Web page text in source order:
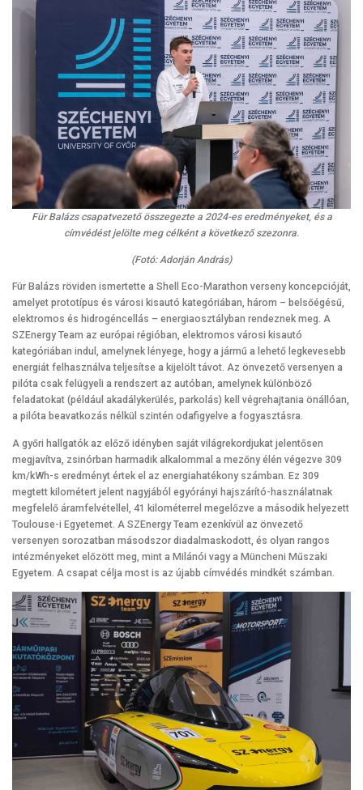
Für Balázs csapatvezető összegezte a 2024-es eredményeket, és a
címvédést jelölte meg célként a következő szezonra.
(Fotó: Adorján András)
Für Balázs röviden ismertette a Shell Eco-Marathon verseny koncepcióját,
amelyet prototípus és városi kisautó kategóriában, három – belsőégésű,
elektromos és hidrogéncellás – energiaosztályban rendeznek meg. A
SZEnergy Team az európai régióban, elektromos városi kisautó
kategóriában indul, amelynek lényege, hogy a jármű a lehető legkevesebb
energiát felhasználva teljesítse a kijelölt távot. Az önvezető versenyen a
pilóta csak felügyeli a rendszert az autóban, amelynek különböző
feladatokat (például akadálykerülés, parkolás) kell végrehajtania önállóan,
a pilóta beavatkozás nélkül szintén odafigyelve a fogyasztásra.
A győri hallgatók az előző idényben saját világrekordjukat jelentősen
megjavítva, zsinórban harmadik alkalommal a mezőny élén végezve 309
km/kWh-s eredményt értek el az energiahatékony számban. Ez 309
megtett kilométert jelent nagyjából egyórányi hajszárító-használatnak
megfelelő áramfelvétellel, 41 kilométerrel megelőzve a második helyezett
Toulouse-i Egyetemet. A SZEnergy Team ezenkívül az önvezető
versenyen sorozatban másodszor diadalmaskodott, és olyan rangos
intézményeket előzött meg, mint a Milánói vagy a Müncheni Műszaki
Egyetem. A csapat célja most is az újabb címvédés mindkét számban.